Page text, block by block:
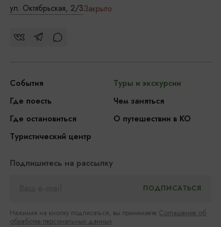
ул. Октябрьская, 2/3Закрыто
События
Туры и экскурсии
Где поесть
Чем заняться
Где остановиться
О путешествии в КО
Туристический центр
Подпишитесь на рассылку
Нажимая на кнопку подписаться, вы принимаете Соглашение об
обработке персональных данных